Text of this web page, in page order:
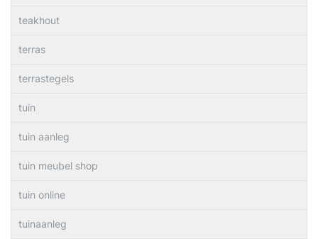
teakhout
terras
terrastegels
tuin
tuin aanleg
tuin meubel shop
tuin online
tuinaanleg